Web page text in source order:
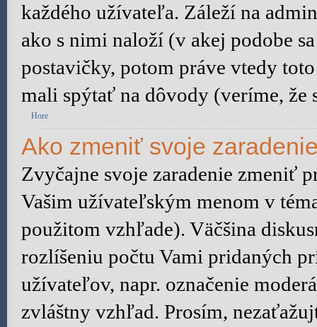
každého užívateľa. Záleží na
ako s nimi naloží (v akej podobe
postavičky, potom práve vtedy
mali spýtať na dôvody (veríme, že
Hore
Ako zmeniť svoje
Zvyčajne svoje zaradenie zmeniť
Vašim užívateľským menom v
použitom vzhľade). Väčšina
rozlíšeniu počtu Vami pridaných
užívateľov, napr. označenie
zvláštny vzhľad. Prosím,